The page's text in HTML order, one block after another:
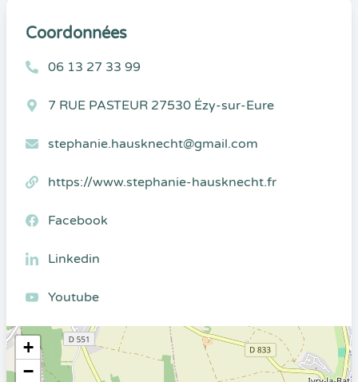
Coordonnées
06 13 27 33 99
7 RUE PASTEUR 27530 Ézy-sur-Eure
stephanie.hausknecht@gmail.com
https://www.stephanie-hausknecht.fr
Facebook
Linkedin
Youtube
+
−